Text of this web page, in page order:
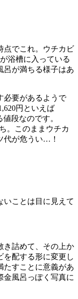
点でこれ。ウチカビ
浴槽に入っている
呂が満ちる様子はあ
必要があるようで
円といえば
段なのです。
。このままウチカ
代が危うい…！
いことは目に見えて
き詰めて、その上か
を配する形に変更し
たすことに意義があ
金風呂っぽく写真に